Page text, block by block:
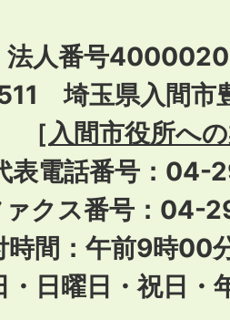
法人番号
埼玉県入間市
［入間市役所へ
表電話番号：04-
ァクス番号：04-
時間：午前9時00
・日曜日・祝日